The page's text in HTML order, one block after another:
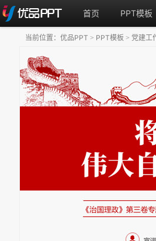
首页 PPT模板
当前位置： 优品PPT > PPT模板 > 党建工